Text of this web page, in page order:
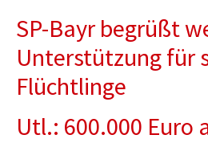
SP-Bayr begrüßt
Unterstützung für
Flüchtlinge
Utl.: 600.000 Euro